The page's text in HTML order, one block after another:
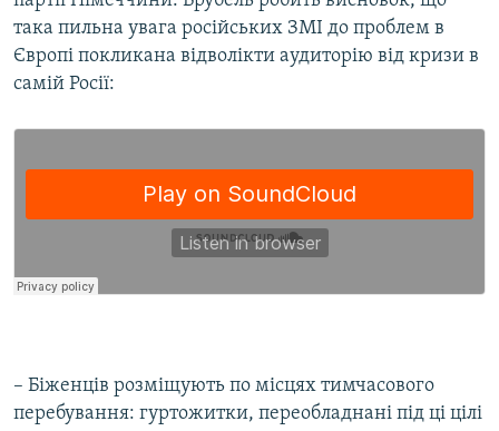
така пильна увага російських ЗМІ до проблем в
Європі покликана відволікти аудиторію від кризи в
самій Росії:
– Біженців розміщують по місцях тимчасового
перебування: гуртожитки, переобладнані під ці цілі